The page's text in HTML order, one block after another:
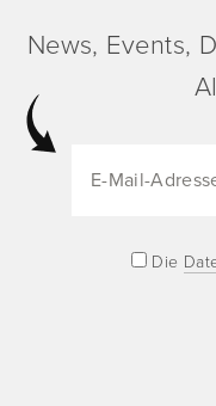
News, Events,
Die